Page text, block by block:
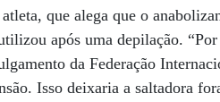
que alega que o
após uma depilação.
da Federação
Isso deixaria a saltadora